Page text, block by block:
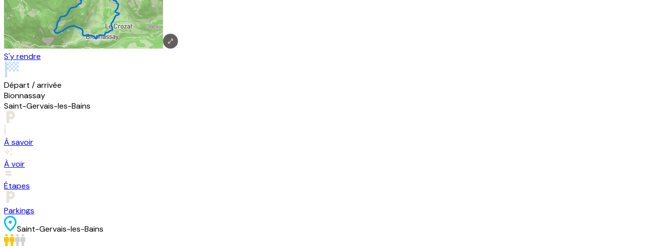
S'y rendre
Départ / arrivée
Bionnassay
Saint-Gervais-les-Bains
À savoir
À voir
Étapes
Parkings
Saint-Gervais-les-Bains